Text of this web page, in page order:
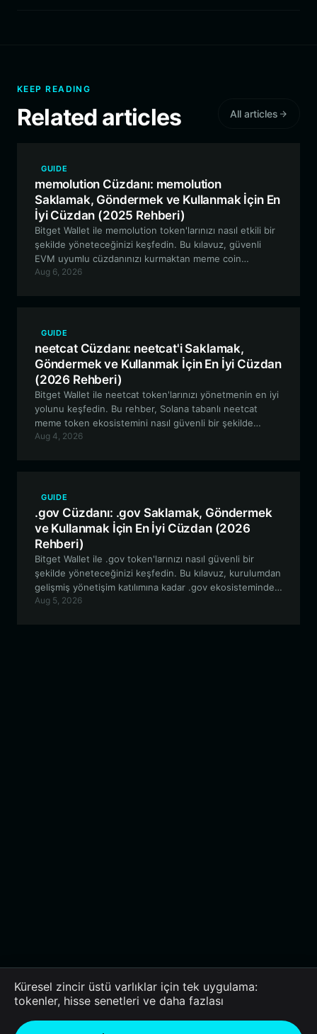
KEEP READING
Related articles All articles
GUIDE
memolution Cüzdanı: memolution
Saklamak, Göndermek ve Kullanmak İçin En
İyi Cüzdan (2025 Rehberi)
Bitget Wallet ile memolution token'larınızı nasıl etkili bir
şekilde yöneteceğinizi keşfedin. Bu kılavuz, güvenli
EVM uyumlu cüzdanınızı kurmaktan meme coin
yolculuğunuz için gelişmiş ticaret disiplini araçlarından
Aug 6, 2026
GUIDE
neetcat Cüzdanı: neetcat'i Saklamak,
Göndermek ve Kullanmak İçin En İyi Cüzdan
(2026 Rehberi)
Bitget Wallet ile neetcat token'larınızı yönetmenin en iyi
yolunu keşfedin. Bu rehber, Solana tabanlı neetcat
meme token ekosistemini nasıl güvenli bir şekilde
saklayacağınızı, alıp satacağınızı ve bu ekosistemle nasıl
Aug 4, 2026
GUIDE
.gov Cüzdanı: .gov Saklamak, Göndermek
ve Kullanmak İçin En İyi Cüzdan (2026
Rehberi)
Bitget Wallet ile .gov token'larınızı nasıl güvenli bir
şekilde yöneteceğinizi keşfedin. Bu kılavuz, kurulumdan
gelişmiş yönetişim katılımına kadar .gov ekosisteminde
gezinmek için bilmeniz gereken her şeyi kapsamaktadır.
Aug 5, 2026
Küresel zincir üstü varlıklar için tek uygulama:
tokenler, hisse senetleri ve daha fazlası